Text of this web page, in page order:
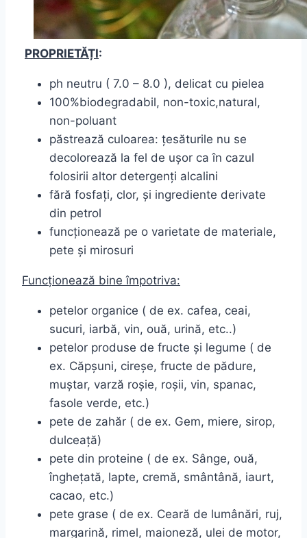
PROPRIETĂȚI:
ph neutru ( 7.0 – 8.0 ), delicat cu pielea
100%biodegradabil, non-toxic,natural,
non-poluant
păstrează culoarea: țesăturile nu se
decolorează la fel de ușor ca în cazul
folosirii altor detergenți alcalini
fără fosfați, clor, și ingrediente derivate
din petrol
funcționează pe o varietate de materiale,
pete și mirosuri
Funcționează bine împotriva:
petelor organice ( de ex. cafea, ceai,
sucuri, iarbă, vin, ouă, urină, etc..)
petelor produse de fructe și legume ( de
ex. Căpșuni, cireșe, fructe de pădure,
muștar, varză roșie, roșii, vin, spanac,
fasole verde, etc.)
pete de zahăr ( de ex. Gem, miere, sirop,
dulceață)
pete din proteine ( de ex. Sânge, ouă,
înghețată, lapte, cremă, smântână, iaurt,
cacao, etc.)
pete grase ( de ex. Ceară de lumânări, ruj,
margarină, rimel, maioneză, ulei de motor,